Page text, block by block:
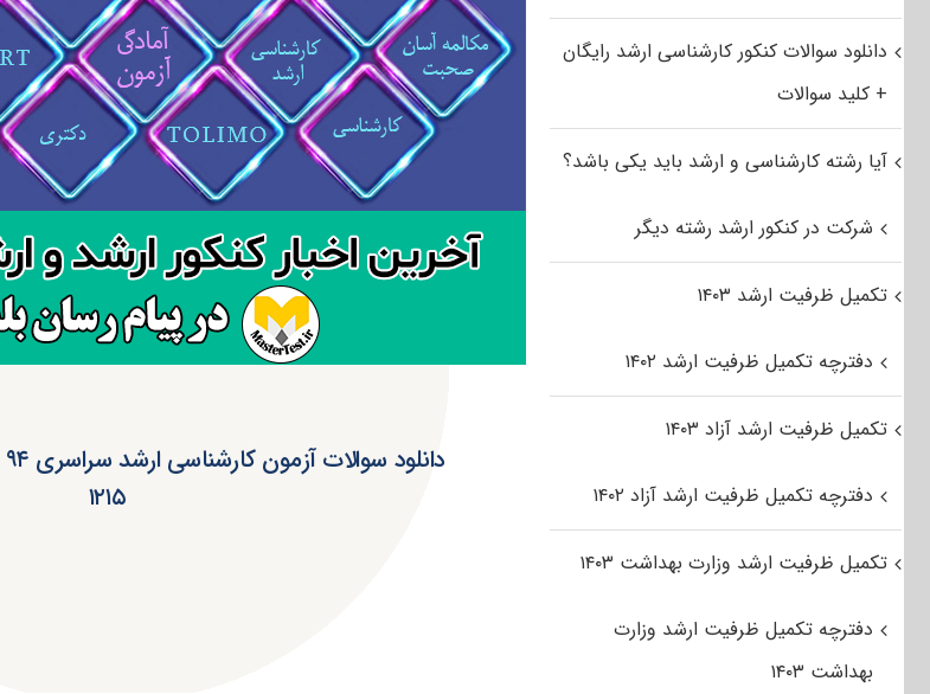
۱۲۱۵
دانلود سوالات کنکور کارشناسی ارشد رایگان
+ کلید سوالات
آیا رشته کارشناسی و ارشد باید یکی باشد؟
شرکت در کنکور ارشد رشته دیگر
تکمیل ظرفیت ارشد ۱۴۰۳
دفترچه تکمیل ظرفیت ارشد ۱۴۰۲
تکمیل ظرفیت ارشد آزاد ۱۴۰۳
دفترچه تکمیل ظرفیت ارشد آزاد ۱۴۰۲
تکمیل ظرفیت ارشد وزارت بهداشت ۱۴۰۳
دفترچه تکمیل ظرفیت ارشد وزارت
بهداشت ۱۴۰۳